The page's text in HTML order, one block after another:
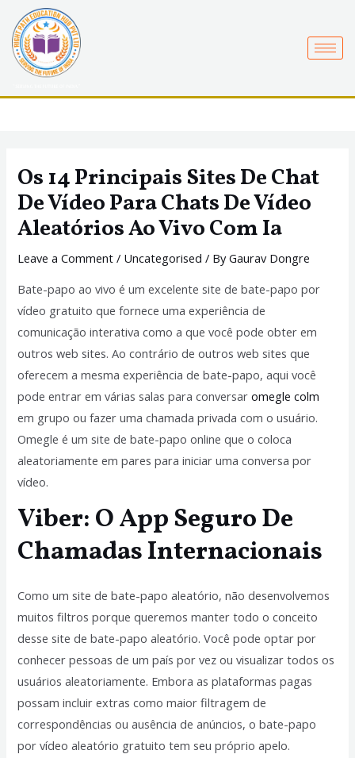
content
Os 14 Principais Sites De Chat
De Vídeo Para Chats De Vídeo
Aleatórios Ao Vivo Com Ia
Leave a Comment / Uncategorised / ByGaurav Dongre
Bate-papo ao vivo é um excelente site de bate-papo por
vídeo gratuito que fornece uma experiência de
comunicação interativa como a que você pode obter em
outros web sites. Ao contrário de outros web sites que
oferecem a mesma experiência de bate-papo, aqui você
pode entrar em várias salas para conversaromegle colm
em grupo ou fazer uma chamada privada com o usuário.
Omegle é um site de bate-papo online que o coloca
aleatoriamente em pares para iniciar uma conversa por
vídeo.
Viber: O App Seguro De
Chamadas Internacionais
Como um site de bate-papo aleatório, não desenvolvemos
muitos filtros porque queremos manter todo o conceito
desse site de bate-papo aleatório. Você pode optar por
conhecer pessoas de um país por vez ou visualizar todos os
usuários aleatoriamente. Embora as plataformas pagas
possam incluir extras como maior filtragem de
correspondências ou ausência de anúncios, o bate-papo
por vídeo aleatório gratuito tem seu próprio apelo.